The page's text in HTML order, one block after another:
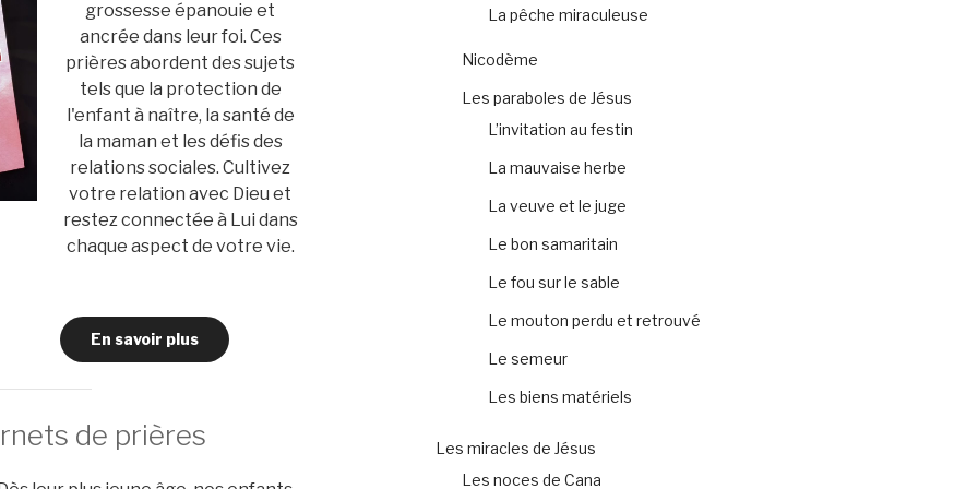
grossesse épanouie et
ancrée dans leur foi. Ces
prières abordent des sujets
tels que la protection de
l'enfant à naître, la santé de
la maman et les défis des
relations sociales. Cultivez
votre relation avec Dieu et
restez connectée à Lui dans
chaque aspect de votre vie.
En savoir plus
de prières
La pêche miraculeuse
Nicodème
Les paraboles de Jésus
L’invitation au festin
La mauvaise herbe
La veuve et le juge
Le bon samaritain
Le fou sur le sable
Le mouton perdu et retrouvé
Le semeur
Les biens matériels
Les miracles de Jésus
Les noces de Cana